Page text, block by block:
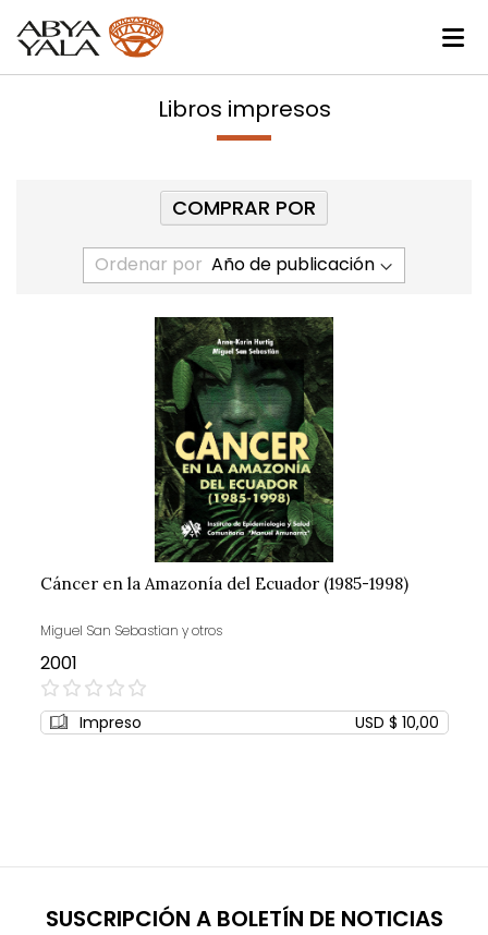
Libros impresos
Ordenar por
Cáncer en la Amazonía del Ecuador (1985-1998)
Miguel San Sebastian y otros
2001
0%
Impreso USD $ 10,00
COMPRAR POR
SUSCRIPCIÓN A BOLETÍN DE NOTICIAS